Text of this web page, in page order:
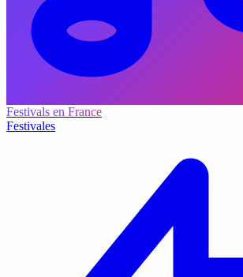
Festivals en France
Festivales